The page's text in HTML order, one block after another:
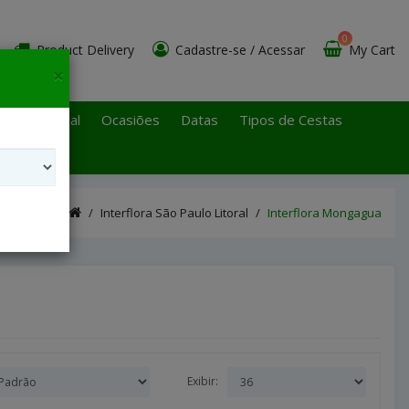
Product Delivery Cadastre-se / Acessar My Cart
0
Paulo Litoral Ocasiões Datas
Tipos de Cestas
Interflora São Paulo Litoral Interflora Mongagua
Exibir:
×